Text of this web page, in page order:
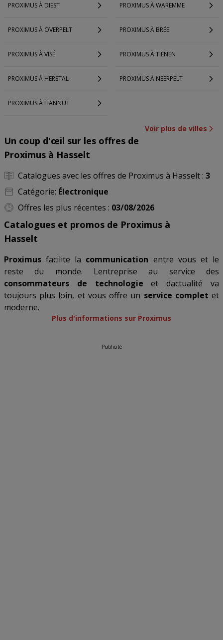
PROXIMUS À DIEST PROXIMUS À WAREMME
PROXIMUS À OVERPELT PROXIMUS À BRÉE
PROXIMUS À VISÉ PROXIMUS À TIENEN
PROXIMUS À HERSTAL PROXIMUS À NEERPELT
PROXIMUS À HANNUT
Voir plus de villes
Un coup d'œil sur les offres de
Proximus à Hasselt
Catalogues avec les offres de Proximus à Hasselt : 3
Catégorie: Électronique
Offres les plus récentes : 03/08/2026
Catalogues et promos de Proximus à
Hasselt
Proximus facilite la communication entre vous et le
reste du monde. Lentreprise au service des
consommateurs de technologie et dactualité va
toujours plus loin, et vous offre un service complet et
moderne.
Plus d'informations sur Proximus
Publicité